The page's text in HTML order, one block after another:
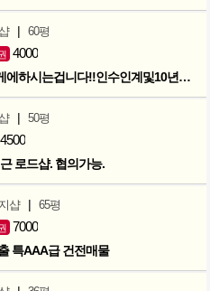
| 60평
4000
투자매매는이런가게에하시는겁니다!!인수인계및10년노하우 모두승계
| 50평
4500
로드샵. 협의가능.
샵 | 65평
7000
특AAA급 건전매물